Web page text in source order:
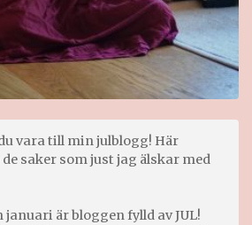
vara till min julblogg! Här
saker som just jag älskar med
är bloggen fylld av JUL!